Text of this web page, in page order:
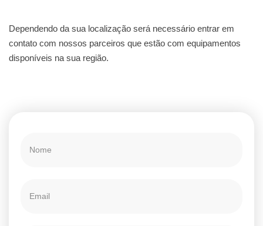
Dependendo da sua localização será necessário entrar em
contato com nossos parceiros que estão com equipamentos
disponíveis na sua região.